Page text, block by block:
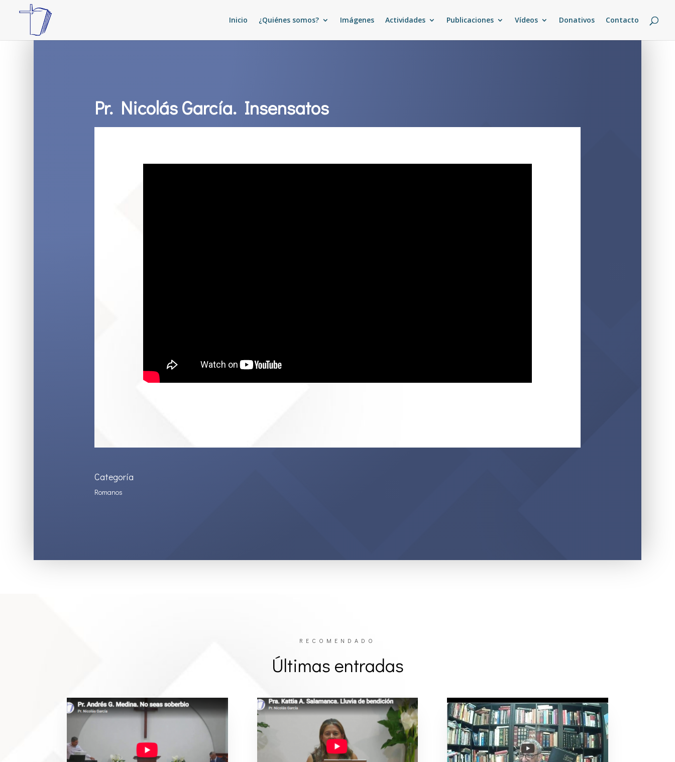
Inicio ¿Quiénes somos? Imágenes Actividades Publicaciones Vídeos Donativos Contacto
Pr. Nicolás García. Insensatos
Categoría
Romanos
RECOMENDADO
Últimas entradas